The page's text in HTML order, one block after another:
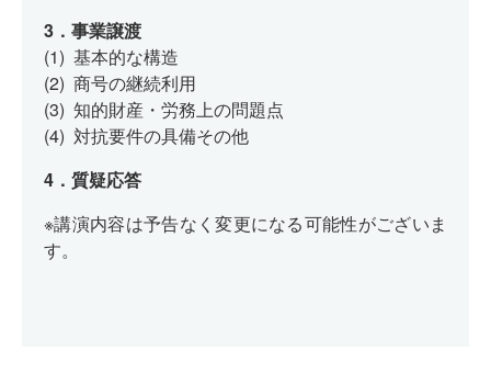
3． 事業譲渡
(1) 基本的な構造
(2) 商号の継続利用
(3) 知的財産・労務上の問題点
(4) 対抗要件の具備その他
4．質疑応答
※講演内容は予告なく変更になる可能性がございま
す。